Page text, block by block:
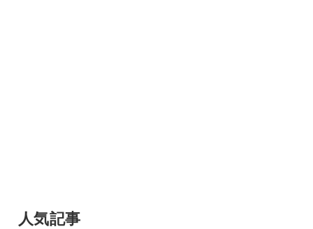
人気記事